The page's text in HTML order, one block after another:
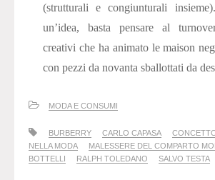
(strutturali e congiunturali
un’idea, basta pensare al
creativi che ha animato le maison
con pezzi da novanta sballottati da
MODA E CONSUMI
BURBERRY CARLO CAPASA
NELLA MODA
MALESSERE DEL COMPARTO
BOTTELLI
RALPH TOLEDANO SALVO TESTA